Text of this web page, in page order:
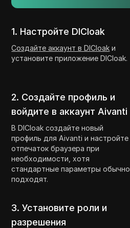
1. Настройте DICloak
Создайте аккаунт в DICloak и
установите приложение DICloak.
2. Создайте профиль и
войдите в аккаунт Aivanti
В DICloak создайте новый
профиль для Aivanti и настройте
отпечаток браузера при
необходимости, хотя
стандартные параметры обычно
подходят.
3. Установите роли и
разрешения